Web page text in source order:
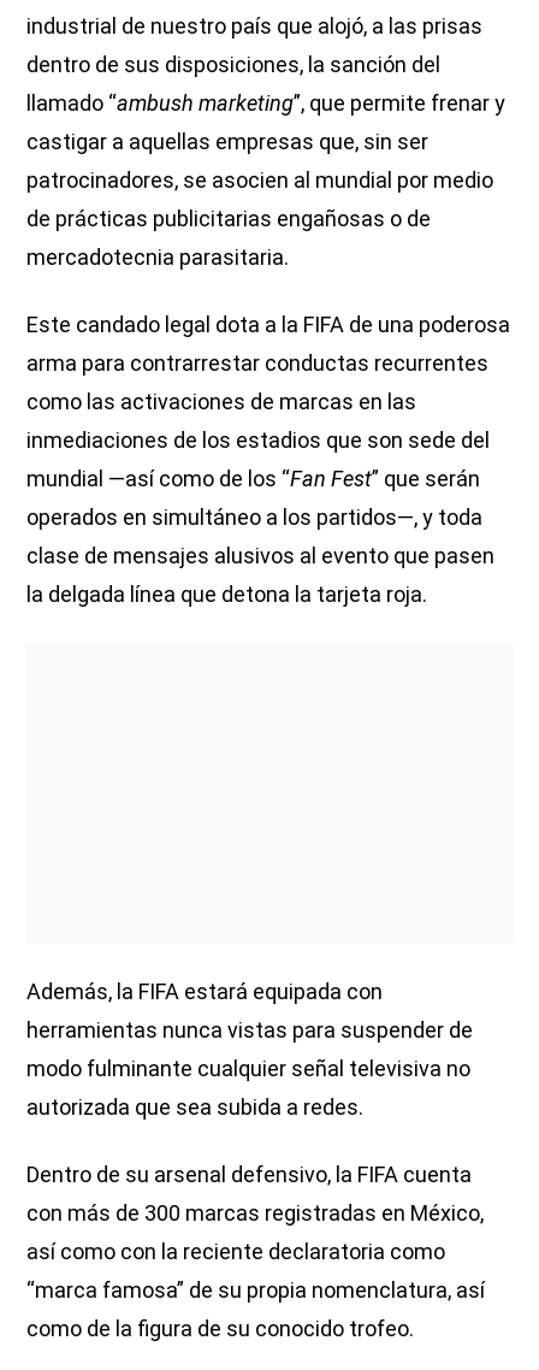
industrial de nuestro país que alojó, a las prisas
dentro de sus disposiciones, la sanción del
llamado “ambush marketing”, que permite frenar y
castigar a aquellas empresas que, sin ser
patrocinadores, se asocien al mundial por medio
de prácticas publicitarias engañosas o de
mercadotecnia parasitaria.
Este candado legal dota a la FIFA de una poderosa
arma para contrarrestar conductas recurrentes
como las activaciones de marcas en las
inmediaciones de los estadios que son sede del
mundial —así como de los “Fan Fest” que serán
operados en simultáneo a los partidos—, y toda
clase de mensajes alusivos al evento que pasen
la delgada línea que detona la tarjeta roja.
Además, la FIFA estará equipada con
herramientas nunca vistas para suspender de
modo fulminante cualquier señal televisiva no
autorizada que sea subida a redes.
Dentro de su arsenal defensivo, la FIFA cuenta
con más de 300 marcas registradas en México,
así como con la reciente declaratoria como
“marca famosa” de su propia nomenclatura, así
como de la figura de su conocido trofeo.